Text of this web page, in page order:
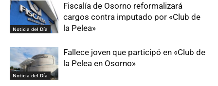
Noticia del Día
Fiscalía de Osorno reformalizará
cargos contra imputado por «Club de
la Pelea»
Noticia del Día
Fallece joven que participó en «Club de
la Pelea en Osorno»